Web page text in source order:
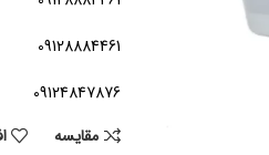
09128884461
09124847876
مقايسه